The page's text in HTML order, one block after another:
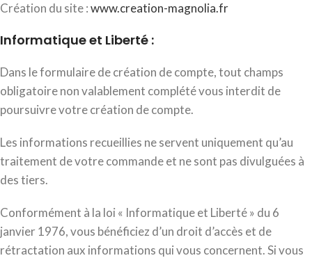
Création du site :www.creation-magnolia.fr
Informatique et Liberté :
Dans le formulaire de création de compte, tout champs
obligatoire non valablement complété vous interdit de
poursuivre votre création de compte.
Les informations recueillies ne servent uniquement qu’au
traitement de votre commande et ne sont pas divulguées à
des tiers.
Conformément à la loi « Informatique et Liberté » du 6
janvier 1976, vous bénéficiez d’un droit d’accès et de
rétractation aux informations qui vous concernent. Si vous